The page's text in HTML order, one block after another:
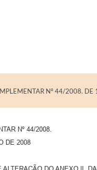
Nº 44/2008. DE
Nº 44/2008.
DE 2008